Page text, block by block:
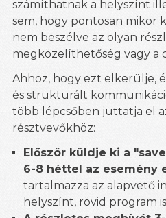
számíthatnak a helyszínt
sem, hogy pontosan mikor
nem beszélve az olyan
megközelíthetőség vagy a
Ahhoz, hogy ezt elkerülje,
és strukturált
több lépcsőben juttatja el
résztvevőkhöz:
Először küldje ki a
6-8 héttel az esemény
tartalmazza az alapvető
helyszínt, rövid program